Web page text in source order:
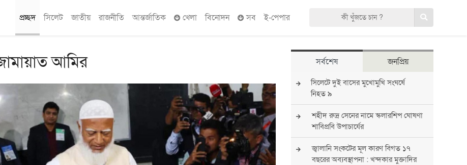
প্রচ্ছদ সিলেট জাতীয় রাজনীতি আন্তর্জাতিক খেলা বিনোদন সব ই-পেপার
আমির সর্বশেষ জনপ্রিয়
সিলেটে দুই বাসের মুখোমুখি সংঘর্ষে
নিহত ৯
শহীদ রুদ্র সেনের নামে স্কলারশিপ ঘোষণা
শাবিপ্রবি উপাচার্যের
জ্বালানি সংকটের মূল কারণ বিগত ১৭
বছরের অব্যবস্থাপনা : খন্দকার মুক্তাদির